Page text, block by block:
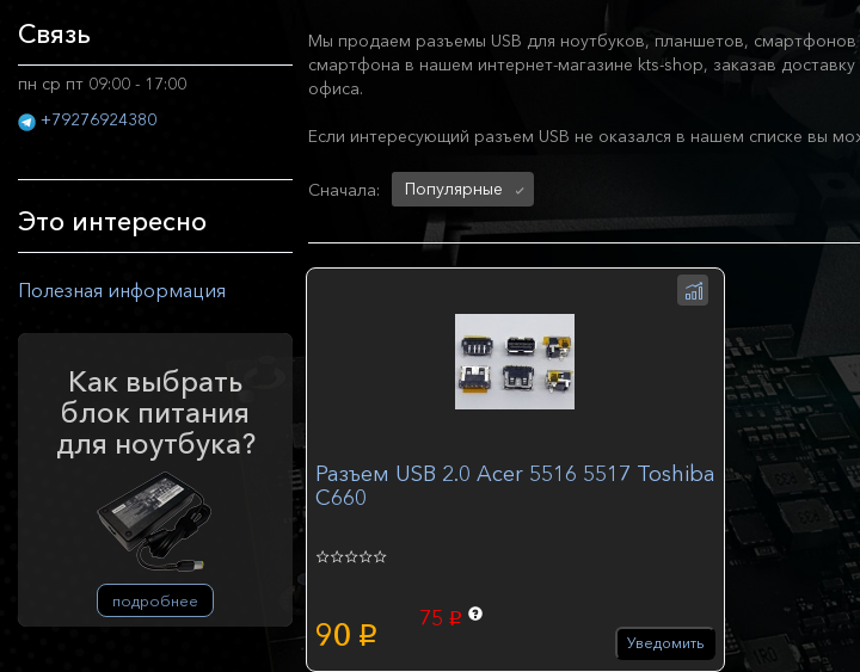
Связь
пн ср пт 09:00 - 17:00
+79276924380
Это интересно
Полезная информация
Как выбрать
блок питания
для ноутбука?
подробнее
Мы продаем разъемы USB для ноутбуков, планшетов, смартфонов
смартфона в нашем интернет-магазине kts-shop, заказав
офиса.
Если интересующий разъем USB не оказался в нашем списке вы
Сначала: Популярные
Разъем USB 2.0 Acer 5516 5517 Toshiba
C660
90 p
75 p
Уведомить